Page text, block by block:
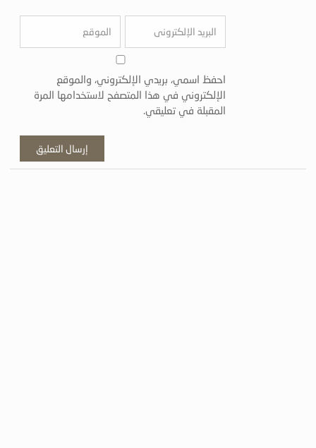
احفظ اسمي، بريدي الإلكتروني، والموقع
الإلكتروني في هذا المتصفح لاستخدامها المرة
المقبلة في تعليقي.